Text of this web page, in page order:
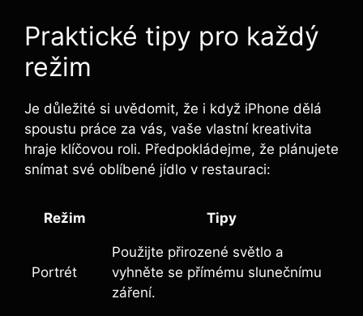
Praktické tipy pro každý
režim
Je důležité si uvědomit, že i když iPhone dělá
spoustu práce za vás, vaše vlastní kreativita
hraje klíčovou roli. Předpokládejme, že plánujete
snímat své oblíbené jídlo v restauraci:
Režim Tipy
Portrét
Použijte přirozené světlo a
vyhněte se přímému slunečnímu
záření.